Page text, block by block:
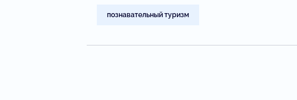
познавательный туризм